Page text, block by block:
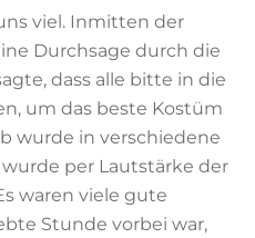
viel. Inmitten der
Durchsage durch die
dass alle bitte in die
um das beste Kostüm
wurde in verschiedene
per Lautstärke der
waren viele gute
Stunde vorbei war,